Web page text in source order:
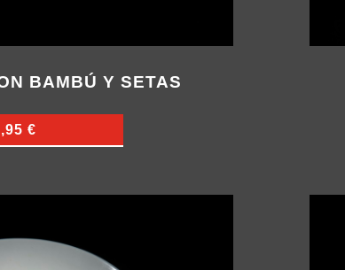
BAMBÚ Y SETAS
€